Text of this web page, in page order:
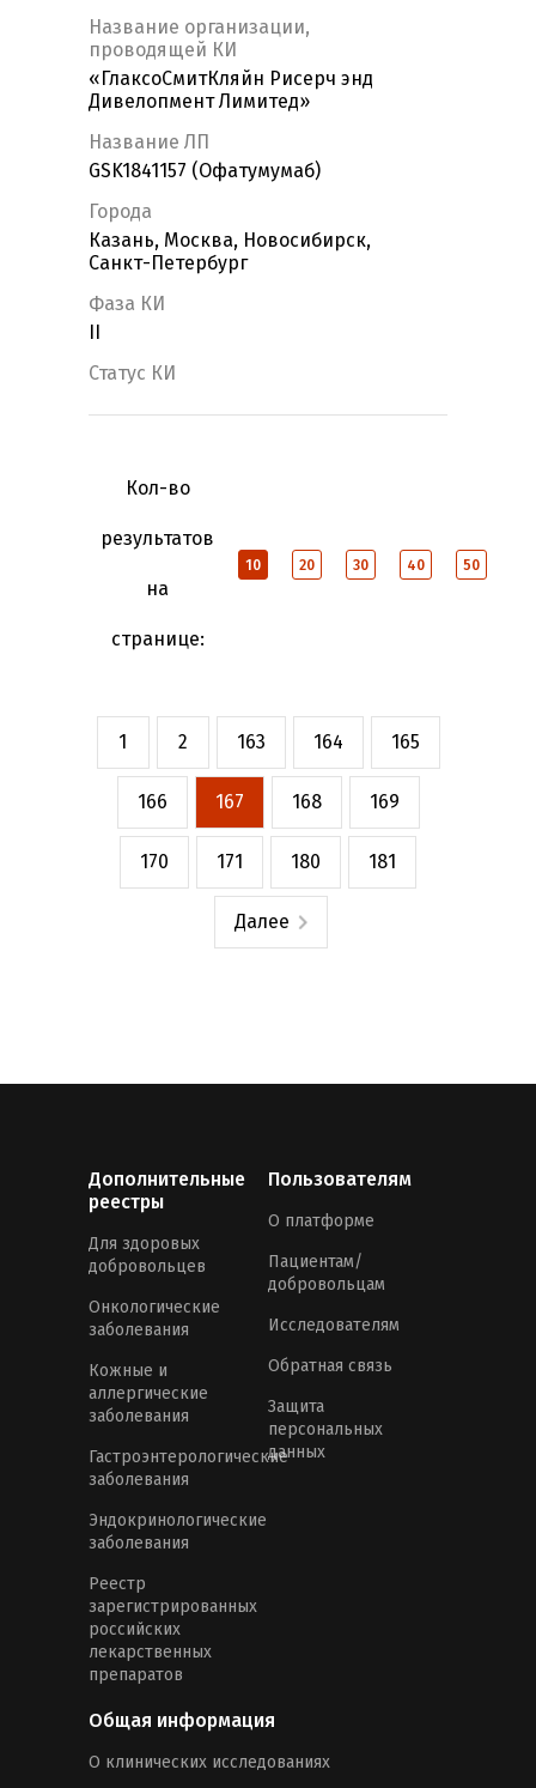
Название организации,
проводящей КИ
«ГлаксоСмитКляйн Рисерч энд
Дивелопмент Лимитед»
Название ЛП
GSK1841157 (Офатумумаб)
Города
Казань, Москва, Новосибирск,
Санкт-Петербург
Фаза КИ
Статус КИ
Кол-во
результатов
на
странице:
10 20 30 40 50
1 2 163 164 165
166 167 168 169
170 171 180 181
Далее
Дополнительные
реестры
Для здоровых
добровольцев
Онкологические
заболевания
Кожные и
аллергические
заболевания
Гастроэнтерологические
заболевания
Эндокринологические
заболевания
Реестр
зарегистрированных
российских
лекарственных
препаратов
Пользователям
О платформе
Пациентам/
добровольцам
Исследователям
Обратная связь
Защита
персональных
данных
Общая информация
О клинических исследованиях